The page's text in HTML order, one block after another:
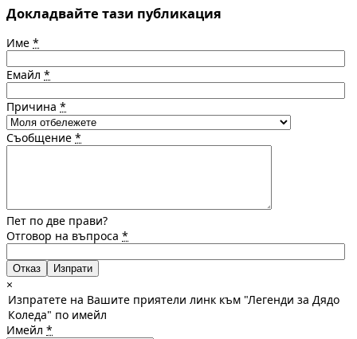
Докладвайте тази публикация
Име *
Емайл *
Причина *
Съобщение *
Пет по две прави?
Отговор на въпроса *
Отказ
×
Изпратете на Вашите приятели линк към "Легенди за Дядо
Коледа" по имейл
Имейл *